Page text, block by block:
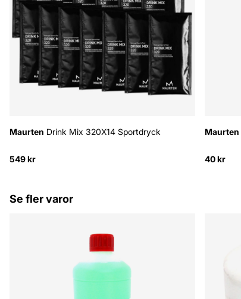
Maurten Drink Mix 320X14 Sportdryck
549 kr
Maurten
40 kr
Se fler varor